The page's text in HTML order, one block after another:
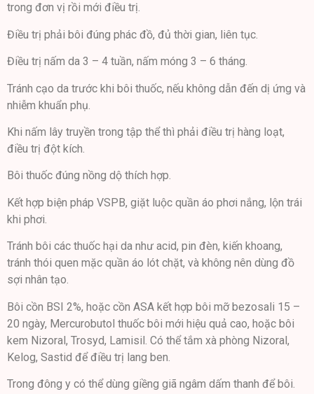
trong đơn vị rồi mới điều trị.
Điều trị phải bôi đúng phác đồ, đủ thời gian, liên tục.
Điều trị nấm da 3 – 4 tuần, nấm móng 3 – 6 tháng.
Tránh cạo da trước khi bôi thuốc, nếu không dẫn đến dị ứng và
nhiễm khuẩn phụ.
Khi nấm lây truyền trong tập thể thì phải điều trị hàng loạt,
điều trị đột kích.
Bôi thuốc đúng nồng dộ thích hợp.
Kết hợp biện pháp VSPB, giặt luộc quần áo phơi nắng, lộn trái
khi phơi.
Tránh bôi các thuốc hại da như acid, pin đèn, kiến khoang,
tránh thói quen mặc quần áo lót chặt, và không nên dùng đồ
sợi nhân tạo.
Bôi cồn BSI 2%, hoặc cồn ASA kết hợp bôi mỡ bezosali 15 –
20 ngày, Mercurobutol thuốc bôi mới hiệu quả cao, hoặc bôi
kem Nizoral, Trosyd, Lamisil. Có thể tắm xà phòng Nizoral,
Kelog, Sastid để điều trị lang ben.
Trong đông y có thể dùng giềng giã ngâm dấm thanh để bôi.